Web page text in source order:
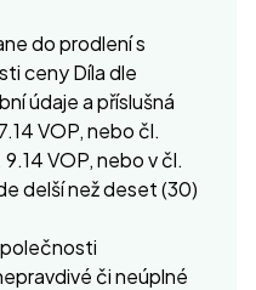
do prodlení s
ceny Díla dle
údaje a příslušná
VOP, nebo čl.
VOP, nebo v čl.
delší než deset (30)
či neúplné